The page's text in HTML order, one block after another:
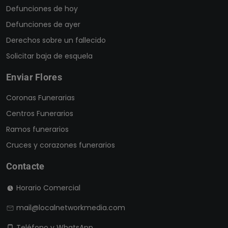
Defunciones de hoy
Defunciones de ayer
Derechos sobre un fallecido
Solicitar baja de esquela
Enviar Flores
Coronas Funerarias
Centros Funerarios
Ramos funerarios
Cruces y corazones funerarios
Contacte
Horario Comercial
mail@localnetworkmedia.com